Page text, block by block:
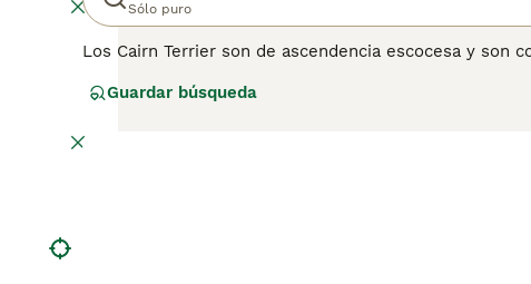
Sólo puro
Los Cairn Terrier son de ascendencia escocesa y
mascotas y compañeros gracias a su apariencia
Lee nuestra
Guardar búsqueda